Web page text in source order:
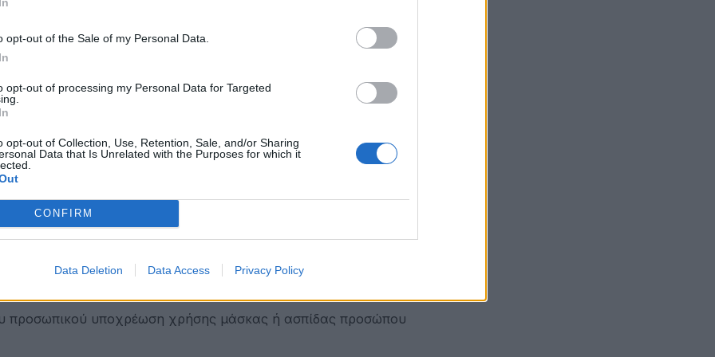
opt-out of the Sale of my Personal Data.
opt-out of processing my Personal Data for Targeted
opt-out of Collection, Use, Retention, Sale, and/or Sharing
Data that Is Unrelated with the Purposes for which it
CONFIRM
Data Deletion Data Access Privacy Policy
συνολικής ωφέλιμης επιτρεπόμενης επιφάνειας λειτουργίας.
προκύπτει από το άθροισμα του εμβαδού της υπαίθριας
κυρίως χώρου.
εκτός του φυσικού καταστήματος ενώ η εσωτερική
καταστήματος που δύναται να αναπτυχθούν τραπεζοκαθίσματα.
επιφάνειας προκύπτει όταν υφίσταται πλευρά ή πλευρές
χώρο ή αίθριο.
σε βάθος ο χώρος σε ποσοστό από 80% έως 160%
σύμφωνα με την διάταξη των καθισμάτων από 0,70 εκ
τα έξι άτομα. Δεν υφίσταται όριο σε περίπτωση οικογένειας
προσωπικού υποχρέωση χρήσης μάσκας ή ασπίδας προσώπου